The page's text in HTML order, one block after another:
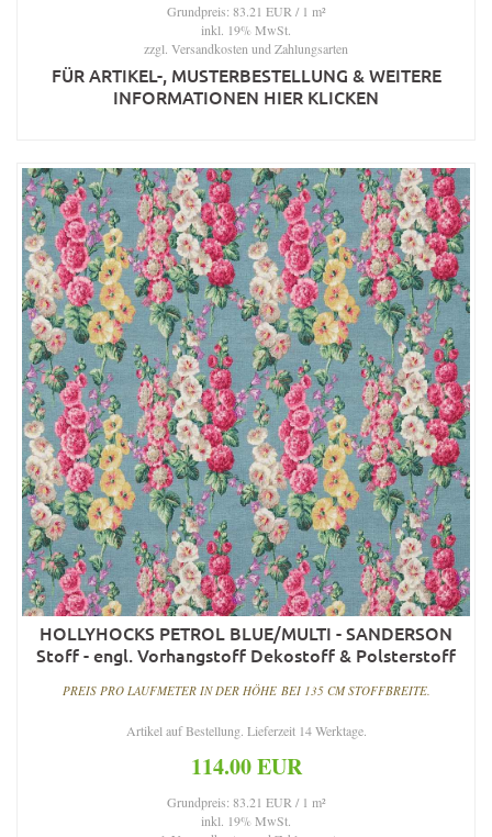
Grundpreis: 83.21 EUR / 1 m²
inkl. 19% MwSt.
zzgl. Versandkosten und Zahlungsarten
FÜR ARTIKEL-, MUSTERBESTELLUNG & WEITERE
INFORMATIONEN HIER KLICKEN
HOLLYHOCKS PETROL BLUE/MULTI - SANDERSON
Stoff - engl. Vorhangstoff Dekostoff & Polsterstoff
PREIS PRO LAUFMETER IN DER HÖHE BEI 135 CM STOFFBREITE.
Artikel auf Bestellung. Lieferzeit 14 Werktage.
114.00 EUR
Grundpreis: 83.21 EUR / 1 m²
inkl. 19% MwSt.